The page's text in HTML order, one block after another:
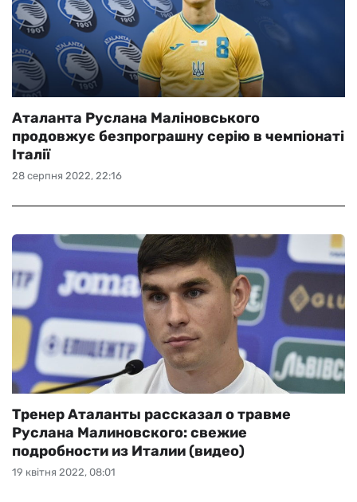
28 серпня 2022, 22:16
Аталанта Руслана Маліновського
продовжує безпрограшну серію в чемпіонаті
Італії
19 квітня 2022, 08:01
Тренер Аталанты рассказал о травме
Руслана Малиновского: свежие
подробности из Италии (видео)